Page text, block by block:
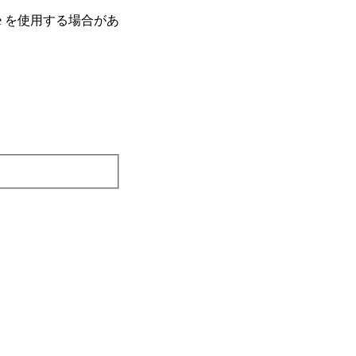
使⽤する場合があ